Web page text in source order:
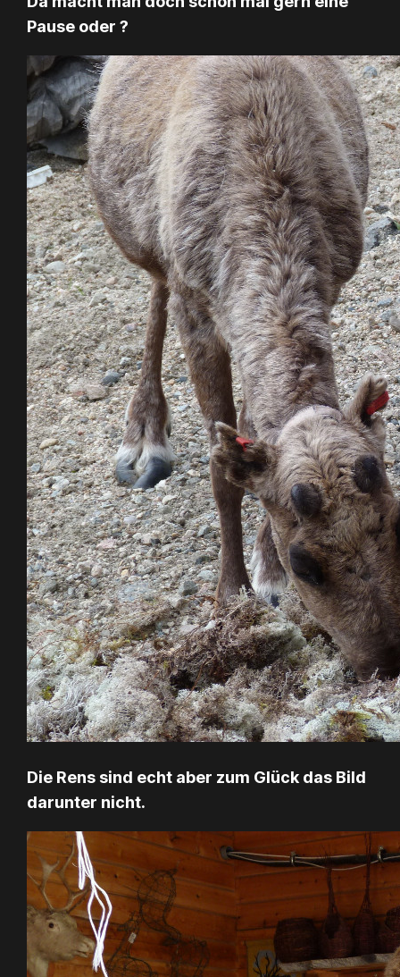
Pause oder ?
Die Rens sind echt aber zum Glück das Bild
darunter nicht.